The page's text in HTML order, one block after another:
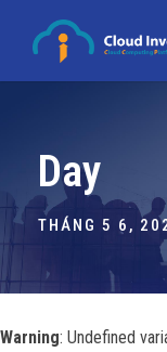
Day
THÁNG 5 6,
Warning: Undefined